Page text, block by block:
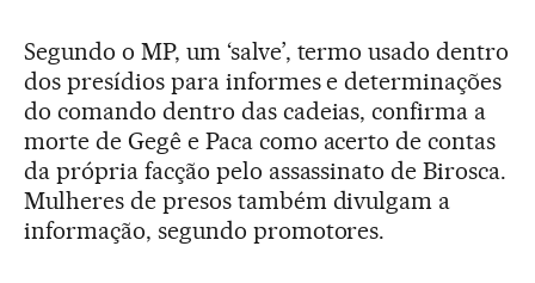
Segundo o MP, um ‘salve’, termo usado dentro
dos presídios para informes e determinações
do comando dentro das cadeias, confirma a
morte de Gegê e Paca como acerto de contas
da própria facção pelo assassinato de Birosca.
Mulheres de presos também divulgam a
informação, segundo promotores.